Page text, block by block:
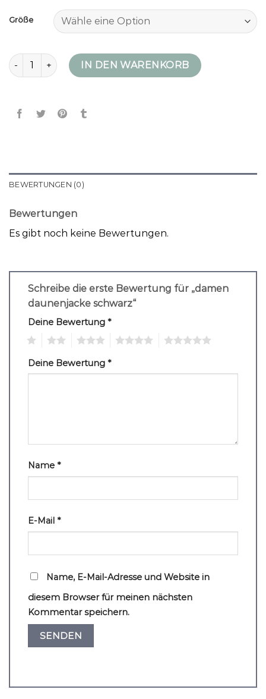
Größe
damen daunenjacke schwarz Menge
IN DEN WARENKORB
BEWERTUNGEN (0)
Bewertungen
Es gibt noch keine Bewertungen.
Schreibe die erste Bewertung für „damen
daunenjacke schwarz“
Deine Bewertung *
Deine Bewertung *
Name *
E-Mail *
Name, E-Mail-Adresse und Website in
diesem Browser für meinen nächsten
Kommentar speichern.